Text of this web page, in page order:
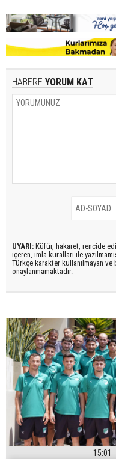
HABERE YORUM KAT
UYARI: Küfür, hakaret, rencide
içeren, imla kuralları ile
Türkçe karakter kullanılmayan ve
onaylanmamaktadır.
15:01